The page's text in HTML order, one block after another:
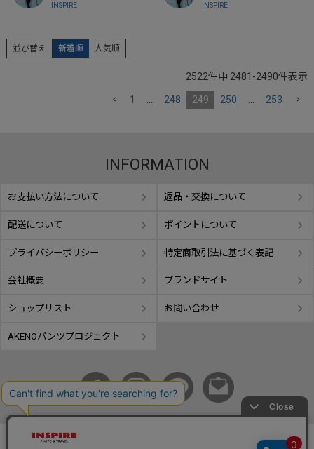
INSPIRE
INSPIRE
並び替え 新着順 人気順
2522件中 2481 -2490件表示
1 … 248 249 250 … 253
INFORMATION
お支払い方法について 返品・交換について
配送について ポイントについて
プライバシーポリシー 特定商取引法に基づく表記
会社概要 ブランドサイト
ショップリスト お問い合わせ
AKENOパンツプロジェクト
copyright © GIFUTAKE All rights reserved.